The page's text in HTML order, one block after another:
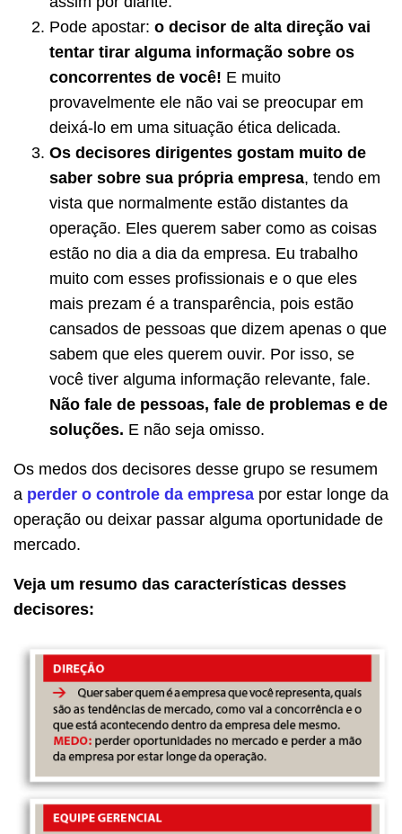
Pode apostar: o decisor de alta direção vai
tentar tirar alguma informação sobre os
concorrentes de você! E muito
provavelmente ele não vai se preocupar em
deixá-lo em uma situação ética delicada.
Os decisores dirigentes gostam muito de
saber sobre sua própria empresa, tendo em
vista que normalmente estão distantes da
operação. Eles querem saber como as coisas
estão no dia a dia da empresa. Eu trabalho
muito com esses profissionais e o que eles
mais prezam é a transparência, pois estão
cansados de pessoas que dizem apenas o que
sabem que eles querem ouvir. Por isso, se
você tiver alguma informação relevante, fale.
Não fale de pessoas, fale de problemas e de
soluções. E não seja omisso.
Os medos dos decisores desse grupo se resumem
a perder o controle da empresa por estar longe da
operação ou deixar passar alguma oportunidade de
mercado.
Veja um resumo das características desses
decisores: